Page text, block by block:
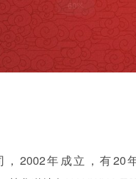
2002年成立，有